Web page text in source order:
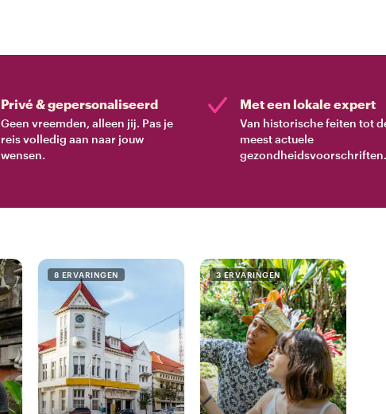
Privé & gepersonaliseerd
Geen vreemden, alleen jij. Pas je
reis volledig aan naar jouw
wensen.
Met een lokale expert
Van historische feiten tot
meest actuele
gezondheidsvoorschriften.
8 ERVARINGEN 3 ERVARINGEN